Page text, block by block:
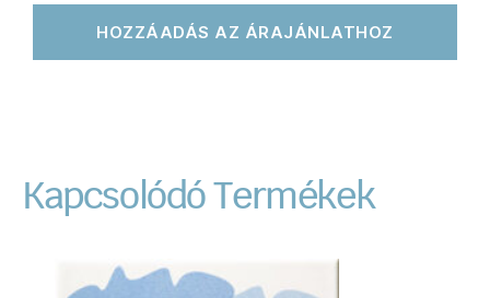
HOZZÁADÁS AZ ÁRAJÁNLATHOZ
Kapcsolódó Termékek